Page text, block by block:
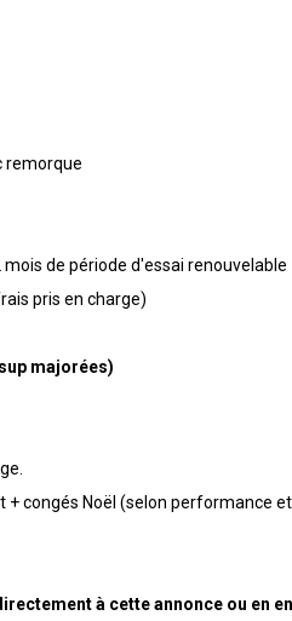
remorque
de période d'essai renouvelable
pris en charge)
majorées)
congés Noël (selon performance et
à cette annonce ou en